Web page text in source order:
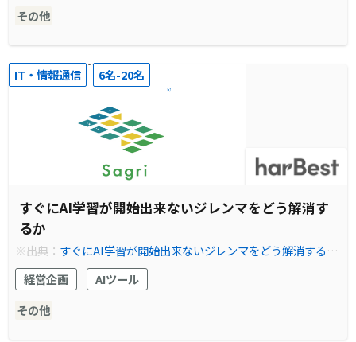
その他
IT・情報通信 6名-20名
すぐにAI学習が開始出来ないジレンマをどう解消す
るか
※出典： すぐにAI学習が開始出来ないジレンマをどう解消するか
- harBestでアノテーション・AI(人工知能)開発を簡単に
経営企画
AIツール
その他